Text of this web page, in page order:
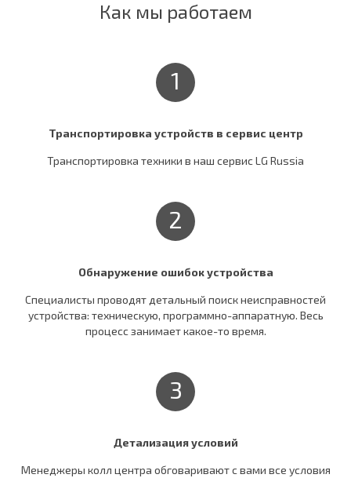
Как мы работаем
1
Транспортировка устройств в сервис центр
Транспортировка техники в наш сервис LG Russia
2
Обнаружение ошибок устройства
Специалисты проводят детальный поиск неисправностей
устройства: техническую, программно-аппаратную. Весь
процесс занимает какое-то время.
3
Детализация условий
Менеджеры колл центра обговаривают c вами все условия